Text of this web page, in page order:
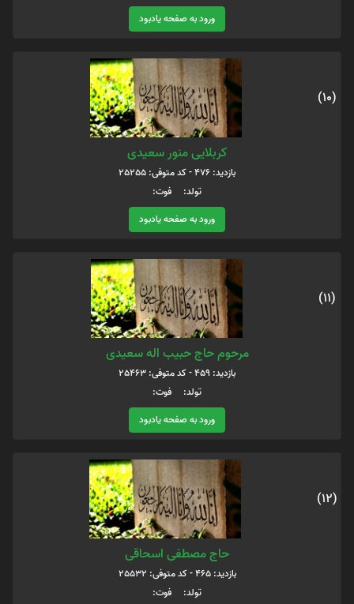
ورود به صفحه یادبود
(10)
کربلایی منور سعیدی
بازدید: 476 - کد متوفی: 25255
تولد: فوت:
ورود به صفحه یادبود
(11)
مرحوم حاج حبیب اله سعیدی
بازدید: 459 - کد متوفی: 25463
تولد: فوت:
ورود به صفحه یادبود
(12)
حاج مصطفی اسحاقی
بازدید: 465 - کد متوفی: 25532
تولد: فوت: